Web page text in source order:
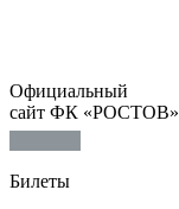
Официальный
сайт ФК «РОСТОВ»
Билеты